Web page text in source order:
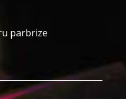
parbrize